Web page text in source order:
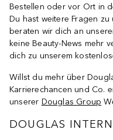
Bestellen oder vor Ort in
Du hast weitere Fragen zu
beraten wir dich an
keine Beauty-News mehr
dich zu unserem
Willst du mehr über
Karrierechancen und Co.
unserer Douglas Group
DOUGLAS